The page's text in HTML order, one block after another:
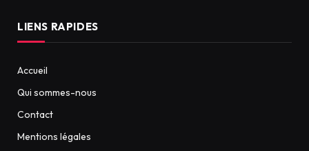
LIENS RAPIDES
Accueil
Qui sommes-nous
Contact
Mentions légales